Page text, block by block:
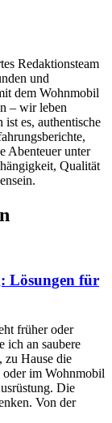
Redaktionsteam
und
dem Wohnmobil
– wir leben
es, authentische
Abenteuer unter
Qualität
Lösungen für
früher oder
ich an saubere
zu Hause die
im Wohnmobil
Die
Von der